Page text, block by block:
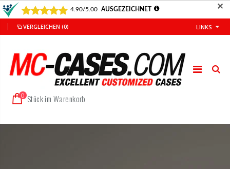
✕
VERGLEICHEN (0) LINKS
0 Stück im Warenkorb